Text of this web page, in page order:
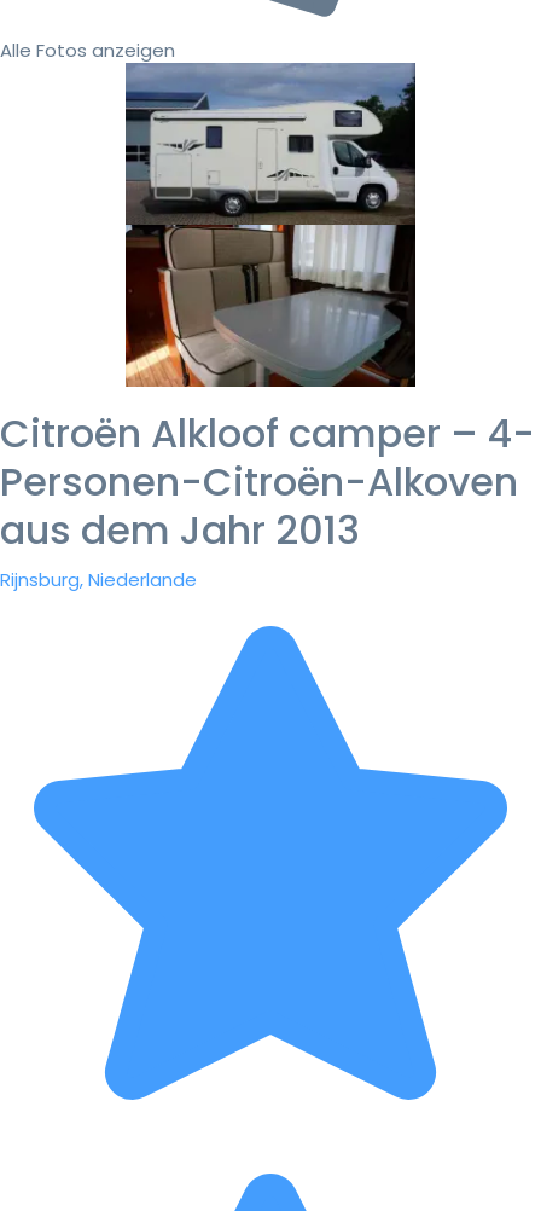
Alle Fotos anzeigen
Citroën Alkloof camper – 4-
Personen-Citroën-Alkoven
aus dem Jahr 2013
Rijnsburg, Niederlande